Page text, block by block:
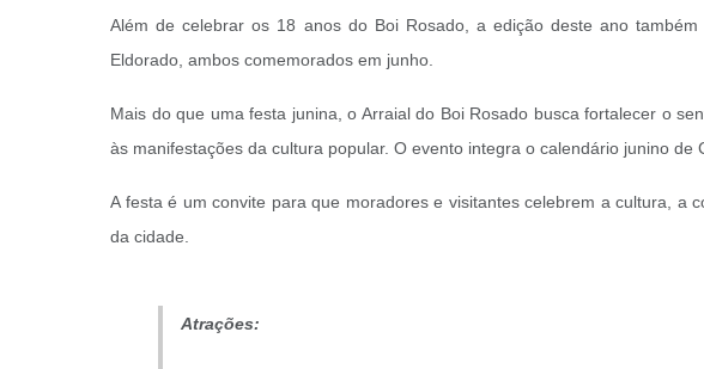
Além de celebrar os 18 anos do Boi Rosado, a edição deste ano
Eldorado, ambos comemorados em junho.
Mais do que uma festa junina, o Arraial do Boi Rosado busca fortalecer o
às manifestações da cultura popular. O evento integra o calendário junino
A festa é um convite para que moradores e visitantes celebrem a cultura, a
da cidade.
Atrações: